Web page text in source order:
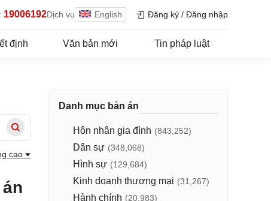
19006192Dịch vụ English Đăng ký / Đăng nhập
định Văn bản mới Tin pháp luật
cao
Danh mục bản án
Hôn nhân gia đình (843,252)
Dân sự (348,068)
Hình sự (129,684)
Kinh doanh thương mại (31,267)
Hành chính (20,983)